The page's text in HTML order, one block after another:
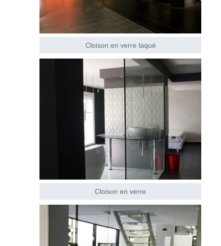
Cloison en verre laqué
Cloison en verre